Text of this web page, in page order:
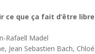
ce que ça fait d’être
Rafaell Madel
Jean Sebastien Bach,